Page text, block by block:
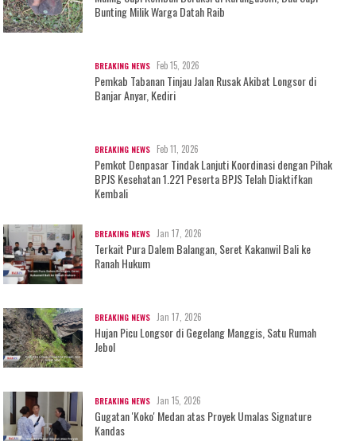
Bunting Milik Warga Datah Raib
BREAKING NEWS Feb 15, 2026
Pemkab Tabanan Tinjau Jalan Rusak Akibat Longsor di
Banjar Anyar, Kediri
BREAKING NEWS Feb 11, 2026
Pemkot Denpasar Tindak Lanjuti Koordinasi dengan Pihak
BPJS Kesehatan 1.221 Peserta BPJS Telah Diaktifkan
Kembali
BREAKING NEWS Jan 17, 2026
Terkait Pura Dalem Balangan, Seret Kakanwil Bali ke
Ranah Hukum
BREAKING NEWS Jan 17, 2026
Hujan Picu Longsor di Gegelang Manggis, Satu Rumah
Jebol
BREAKING NEWS Jan 15, 2026
Gugatan 'Koko' Medan atas Proyek Umalas Signature
Kandas